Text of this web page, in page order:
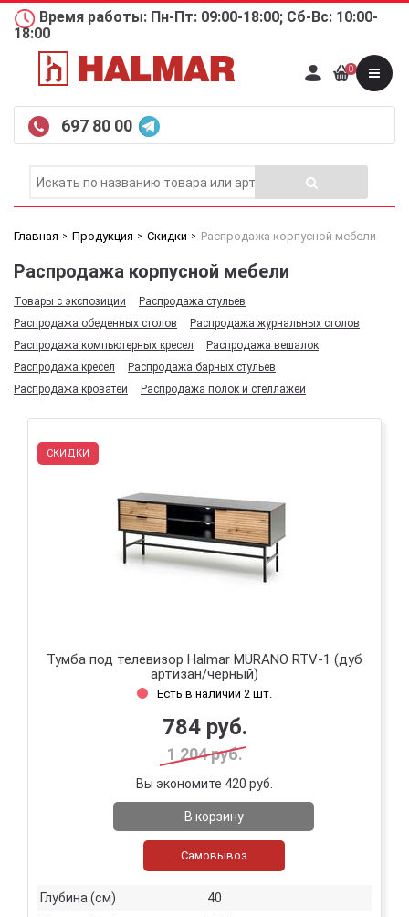
Время работы: Пн-Пт: 09:00-18:00; Сб-Вс: 10:00-
18:00
697 80 00
0
Главная Продукция Скидки Распродажа корпусной мебели
Распродажа корпусной мебели
Товары с экспозиции
Распродажа стульев
Распродажа обеденных столов
Распродажа журнальных столов
Распродажа компьютерных кресел
Распродажа вешалок
Распродажа кресел
Распродажа барных стульев
Распродажа кроватей
Распродажа полок и стеллажей
СКИДКИ
Тумба под телевизор Halmar MURANO RTV-1 (дуб
артизан/черный)
Есть в наличии 2 шт.
784 руб.
1 204 руб.
Вы экономите 420 руб.
В корзину
Самовывоз
Глубина (см)
40